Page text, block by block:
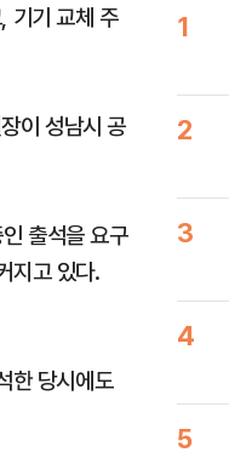
기기 교체 주
이 성남시 공
출석을 요구
지고 있다.
한 당시에도
1
2
3
4
5